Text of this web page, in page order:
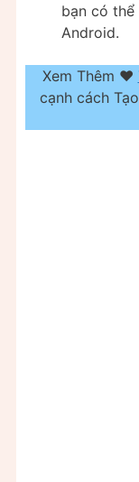
bạn có
Android.
Xem Thêm ❤️
cạnh cách